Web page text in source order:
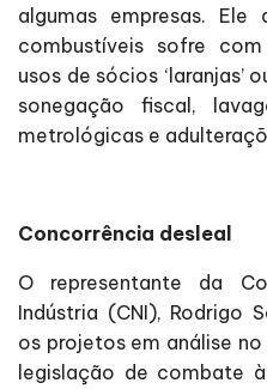
algumas empresas.
combustíveis sofre
usos de sócios ‘laranjas’
sonegação fiscal,
metrológicas e
Concorrência desleal
O representante da
Indústria (CNI), Rodrigo
os projetos em análise
legislação de combate